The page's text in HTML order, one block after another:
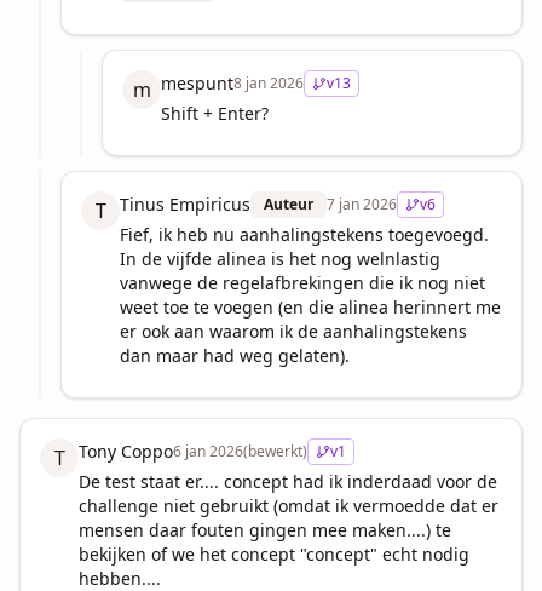
m mespunt8 jan 2026 v13
Shift + Enter?
T Tinus Empiricus Auteur 7 jan 2026 v6
Fief, ik heb nu aanhalingstekens toegevoegd.
In de vijfde alinea is het nog welnlastig
vanwege de regelafbrekingen die ik nog niet
weet toe te voegen (en die alinea herinnert me
er ook aan waarom ik de aanhalingstekens
dan maar had weg gelaten).
T Tony Coppo6 jan 2026(bewerkt) v1
De test staat er.... concept had ik inderdaad voor de
challenge niet gebruikt (omdat ik vermoedde dat er
mensen daar fouten gingen mee maken....) te
bekijken of we het concept "concept" echt nodig
hebben....